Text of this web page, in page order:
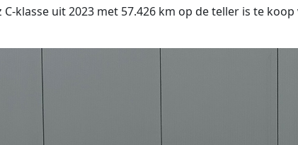
C-klasse uit 2023 met 57.426 km op de teller is te